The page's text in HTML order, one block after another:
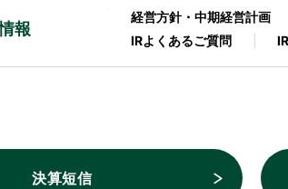
報
経営方針・中期経営計画
IRよくあるご質問
決算短信